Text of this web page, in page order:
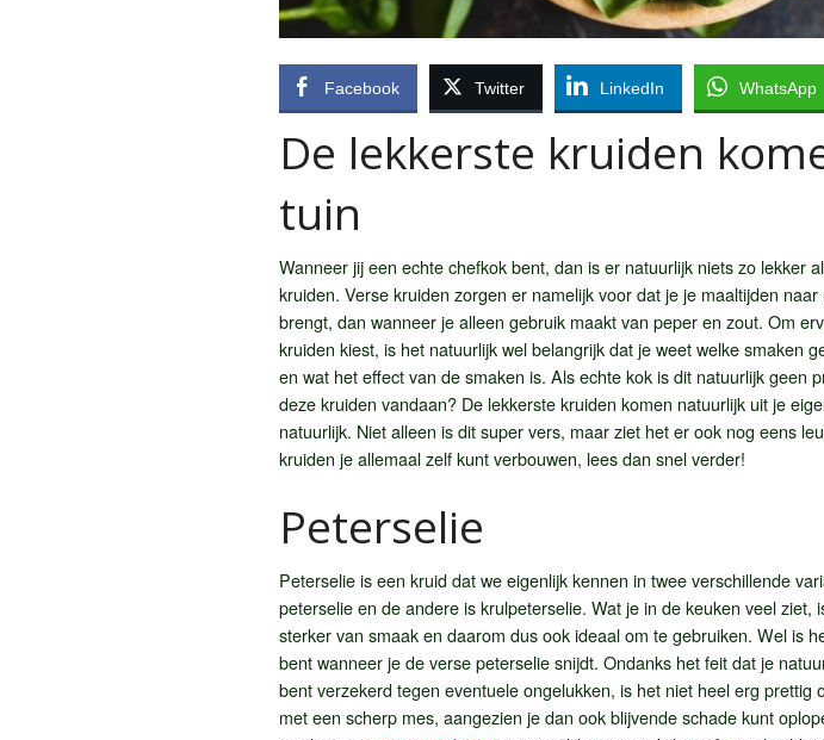
Facebook Twitter LinkedIn WhatsApp
De lekkerste kruiden
tuin
Wanneer jij een echte chefkok bent, dan is er natuurlijk niets zo lekker
kruiden. Verse kruiden zorgen er namelijk voor dat je je maaltijden
brengt, dan wanneer je alleen gebruik maakt van peper en zout. Om
kruiden kiest, is het natuurlijk wel belangrijk dat je weet welke smaken
en wat het effect van de smaken is. Als echte kok is dit natuurlijk geen
deze kruiden vandaan? De lekkerste kruiden komen natuurlijk uit je
natuurlijk. Niet alleen is dit super vers, maar ziet het er ook nog eens
kruiden je allemaal zelf kunt verbouwen, lees dan snel verder!
Peterselie
Peterselie is een kruid dat we eigenlijk kennen in twee verschillende
peterselie en de andere is krulpeterselie. Wat je in de keuken veel ziet,
sterker van smaak en daarom dus ook ideaal om te gebruiken. Wel is
bent wanneer je de verse peterselie snijdt. Ondanks het feit dat je
bent verzekerd tegen eventuele ongelukken, is het niet heel erg prettig
met een scherp mes, aangezien je dan ook blijvende schade kunt